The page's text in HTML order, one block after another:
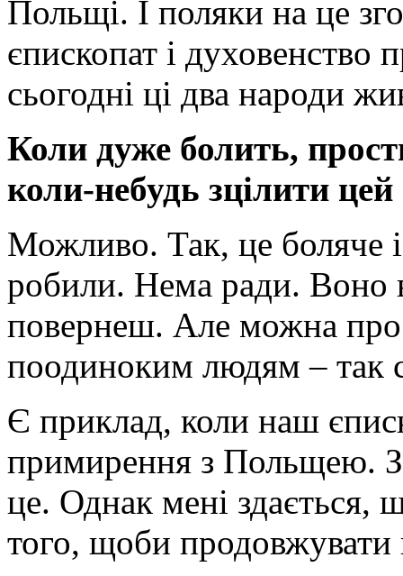
Польщі. І поляки на це
єпископат і духовенство
сьогодні ці два народи
Коли дуже болить,
коли-небудь зцілити цей
Можливо. Так, це боляче
робили. Нема ради. Воно
повернеш. Але можна
поодиноким людям – так
Є приклад, коли наш
примирення з Польщею.
це. Однак мені
того, щоби продовжувати